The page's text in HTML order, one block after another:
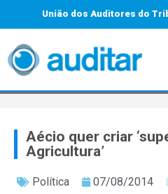
União dos Auditores do
Aécio quer criar
Agricultura’
Política 07/08/2014